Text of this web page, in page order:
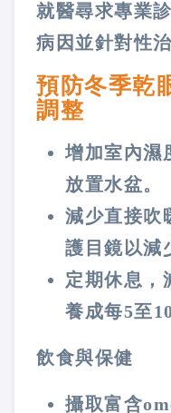
就醫尋求專業
病因並針對性治
預防冬季乾
調整
增加室內濕
放置水盆。
減少直接吹
護目鏡以減
定期休息，
養成每5至
飲食與保健
攝取富含